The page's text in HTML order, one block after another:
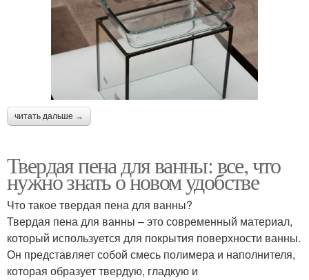
читать дальше →
Твердая пена для ванны: все, что
нужно знать о новом удобстве
Что такое твердая пена для ванны?
Твердая пена для ванны – это современный материал,
который используется для покрытия поверхности ванны.
Он представляет собой смесь полимера и наполнителя,
которая образует твердую, гладкую и